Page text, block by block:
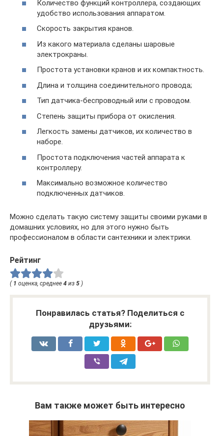
Количество функций контроллера, создающих
удобство использования аппаратом.
Скорость закрытия кранов.
Из какого материала сделаны шаровые
электрокраны.
Простота установки кранов и их компактность.
Длина и толщина соединительного провода;
Тип датчика-беспроводный или с проводом.
Степень защиты прибора от окисления.
Легкость замены датчиков, их количество в
наборе.
Простота подключения частей аппарата к
контроллеру.
Максимально возможное количество
подключенных датчиков.
Можно сделать такую систему защиты своими руками в
домашних условиях, но для этого нужно быть
профессионалом в области сантехники и электрики.
Рейтинг
( 1 оценка, среднее 4 из 5 )
Понравилась статья? Поделиться с
друзьями:
Вам также может быть интересно